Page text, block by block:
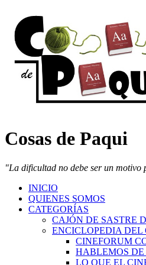
Cosas de Paqui
"La dificultad no debe ser un
INICIO
QUIENES SOMOS
CATEGORÍAS
CAJÓN DE SASTRE
ENCICLOPEDIA DEL
CINEFORUM
HABLEMOS
LO QUE EL